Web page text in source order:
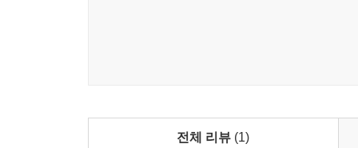
문제를 떠나 『수호전』 탄생 이래로 거의 모든 고
전체 리뷰 (1)